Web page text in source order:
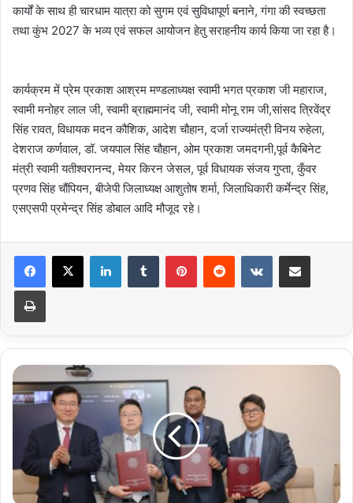
कार्यों के साथ ही चारधाम यात्रा को सुगम एवं सुविधापूर्ण बनाने, गंगा की स्वच्छता
तथा कुंभ 2027 के भव्य एवं सफल आयोजन हेतु सराहनीय कार्य किया जा रहा है।
कार्यक्रम में प्रेम प्रकाश आश्रम मण्डलाध्यक्ष स्वामी भगत प्रकाश जी महाराज,
स्वामी मनोहर लाल जी, स्वामी ब्राह्ममानंद जी, स्वामी मोनू राम जी,सांसद त्रिवेंद्र
सिंह रावत, विधायक मदन कौशिक, आदेश चौहान, दर्जा राज्यमंत्री विनय रुहेला,
देशराज कर्णवाल, डॉ. जयपाल सिंह चौहान, ओम प्रकाश जमदगनी,पूर्व कैबिनेट
मंत्री स्वामी यतीश्वरानन्द, मेयर किरन जेसल, पूर्व विधायक संजय गुप्ता, कुँवर
प्रणव सिंह चौंपियन, बीजेपी जिलाध्यक्ष आशुतोष शर्मा, जिलाधिकारी कर्मेन्द्र सिंह,
एसएसपी प्रमेन्द्र सिंह डोबाल आदि मौजूद रहे।
LinkedInTumblr PinterestReddit VKontakteShare via Email
Print
आईआईटी
रुड़की,
इंचियोन
इकोनॉमिक
अथॉरिटी